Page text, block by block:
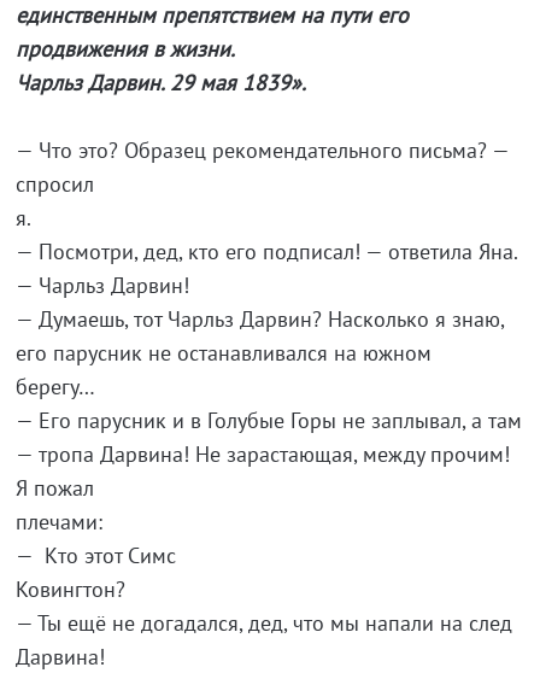
единственным препятствием на пути его
продвижения в жизни.
Чарльз Дарвин. 29 мая 1839».
— Что это? Образец рекомендательного письма? —
спросил
— Посмотри, дед, кто его подписал! — ответила Яна.
— Чарльз Дарвин!
— Думаешь, тот Чарльз Дарвин? Насколько я знаю,
его парусник не останавливался на южном
— Его парусник и в Голубые Горы не заплывал, а там
— тропа Дарвина! Не зарастающая, между прочим!
Я пожал
— Кто этот Симс
— Ты ещё не догадался, дед, что мы напали на след